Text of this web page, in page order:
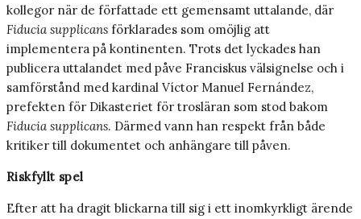
kollegor när de författade ett gemensamt uttalande, där
Fiducia supplicans förklarades som omöjlig att
implementera på kontinenten. Trots det lyckades han
publicera uttalandet med påve Franciskus välsignelse och i
samförstånd med kardinal Víctor Manuel Fernández,
prefekten för Dikasteriet för trosläran som stod bakom
Fiducia supplicans. Därmed vann han respekt från både
kritiker till dokumentet och anhängare till påven.
Riskfyllt spel
Efter att ha dragit blickarna till sig i ett inomkyrkligt ärende